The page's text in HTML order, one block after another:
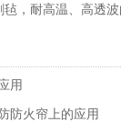
毡，耐高温、高透
用
防火帘上的应用